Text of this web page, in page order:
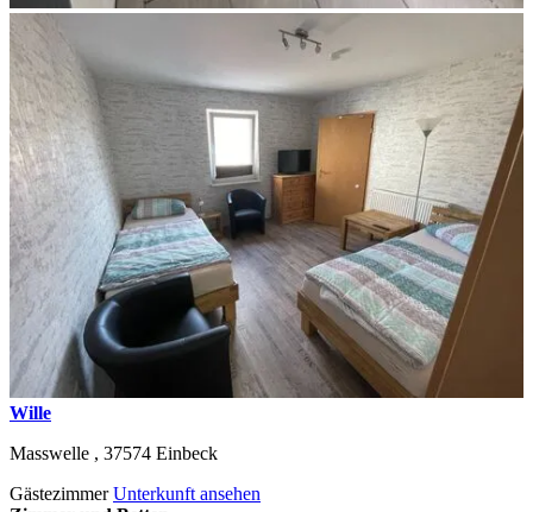
Wille
Masswelle , 37574 Einbeck
GästezimmerUnterkunft ansehen